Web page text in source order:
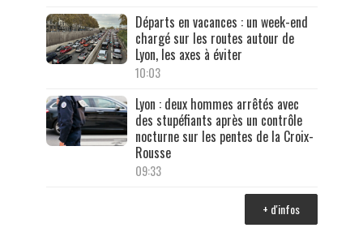
Départs en vacances : un week-end
chargé sur les routes autour de
Lyon, les axes à éviter
10:03
Lyon : deux hommes arrêtés avec
des stupéfiants après un contrôle
nocturne sur les pentes de la Croix-
Rousse
09:33
+ d'infos